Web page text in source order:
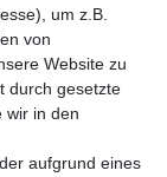
sich um ein Pflichtfeld.
um z.B.
von
Website zu
durch gesetzte
wir in den
aufgrund eines